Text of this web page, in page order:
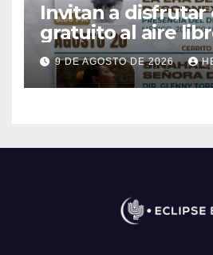
Invitan a disfrutar
gratuito al aire
Cerrito del Timbre
San Lucas
9 DE AGOSTO DE 2026